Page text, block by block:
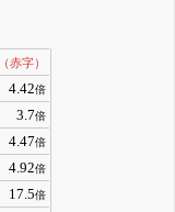
（赤字）
4.42倍
3.7倍
4.47倍
4.92倍
17.5倍